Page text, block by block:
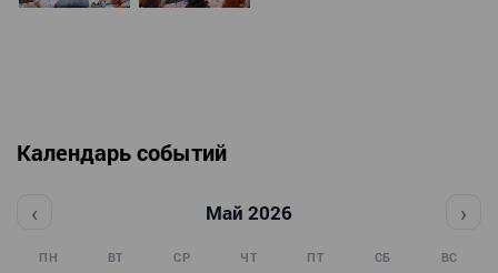
Календарь событий
‹ Май 2026 ›
ПН ВТ СР ЧТ ПТ СБ ВС